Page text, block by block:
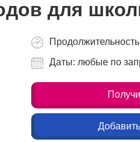
для
Даты: любые по